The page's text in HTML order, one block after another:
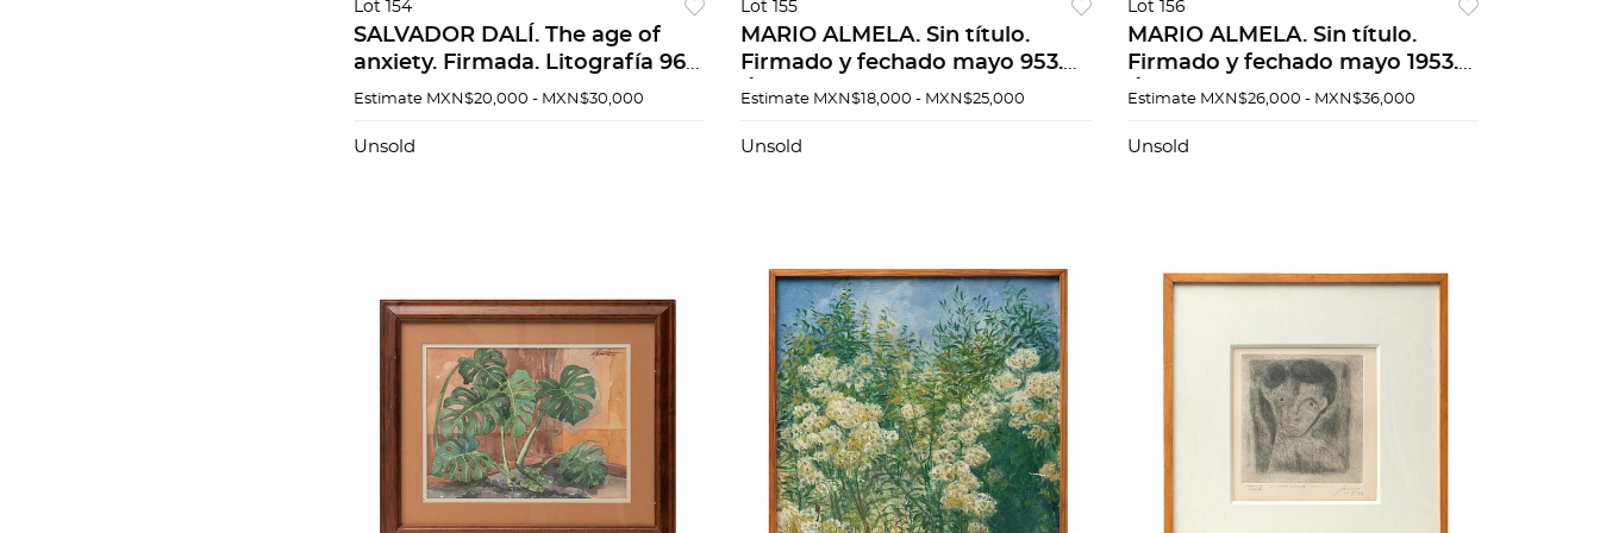
Lot 154
SALVADOR DALÍ. The age of
anxiety. Firmada. Litografía 96 /
300. 76 x 56 cm medidas totales
Estimate MXN$20,000 - MXN$30,000
Unsold
Lot 155
MARIO ALMELA. Sin título.
Firmado y fechado mayo 953.
Óleo sobre tela. 25 x 34.5 cm
Estimate MXN$18,000 - MXN$25,000
Unsold
Lot 156
MARIO ALMELA. Sin título.
Firmado y fechado mayo 1953.
Óleo sobre tela. 40 x 30 cm
Estimate MXN$26,000 - MXN$36,000
Unsold